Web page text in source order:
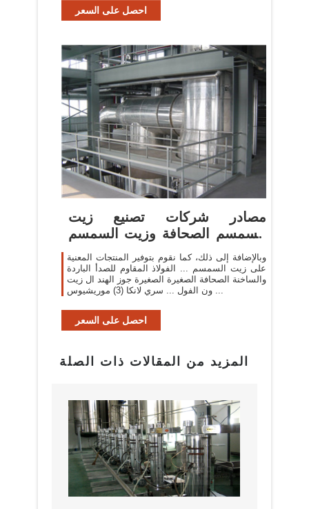
احصل على السعر
مصادر شركات تصنيع زيت
السمسم الصحافة وزيت السمسم
الصحافة ...
وبالإضافة إلى ذلك، كما نقوم بتوفير المنتجات المعنية
على زيت السمسم ... الفولاذ المقاوم للصدأ الباردة
والساخنة الصحافة الصغيرة الصغيرة جوز الهند ال زيت
ون الفول ... سري لانكا (3) موريشيوس ...
احصل على السعر
المزيد من المقالات ذات الصلة